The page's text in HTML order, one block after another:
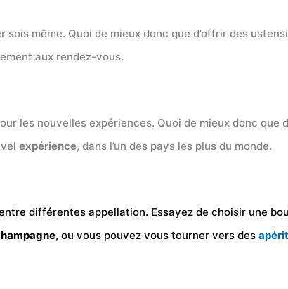
sois même. Quoi de mieux donc que d’offrir des
aux rendez-vous.
les nouvelles expériences. Quoi de mieux donc que
expérience, dans l’un des pays les plus du monde.
différentes appellation. Essayez de choisir une
, ou vous pouvez vous tourner vers des